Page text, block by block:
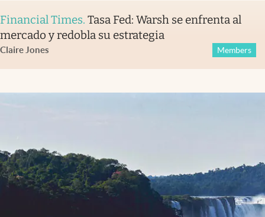
Financial Times. Tasa Fed: Warsh se enfrenta al
mercado y redobla su estrategia
Claire Jones Members